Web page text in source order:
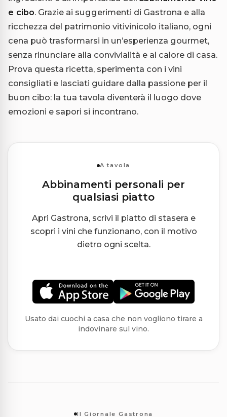
e cibo. Grazie ai suggerimenti di Gastrona e alla
ricchezza del patrimonio vitivinicolo italiano, ogni
cena può trasformarsi in un’esperienza gourmet,
senza rinunciare alla convivialità e al calore di casa.
Prova questa ricetta, sperimenta con i vini
consigliati e lasciati guidare dalla passione per il
buon cibo: la tua tavola diventerà il luogo dove
emozioni e sapori si incontrano.
A tavola
Abbinamenti personali per
qualsiasi piatto
Apri Gastrona, scrivi il piatto di stasera e
scopri i vini che funzionano, con il motivo
dietro ogni scelta.
Usato dai cuochi a casa che non vogliono tirare a
indovinare sul vino.
Il Giornale Gastrona